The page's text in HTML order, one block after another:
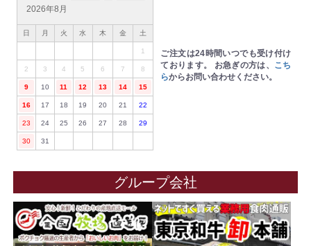
2026年8月
日 月 火 水 木 金 土
1
2 3 4 5 6 7 8
9 10 11 12 13 14 15
16 17 18 19 20 21 22
23 24 25 26 27 28 29
30 31
ご注文は24時間いつでも受け付け
ております。 お急ぎの方は、 こち
らからお問い合わせください。
グループ会社